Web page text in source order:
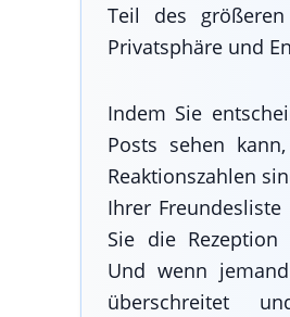
Teil des
Privatsphäre und
Indem Sie
Posts sehen
Reaktionszahlen
Ihrer
Sie die
Und wenn
überschreitet